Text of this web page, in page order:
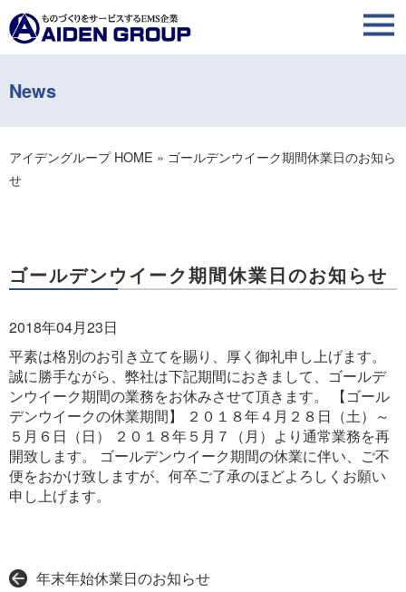
News
アイデングループ HOME » ゴールデンウイーク期間休業日のお知ら
せ
ゴールデンウイーク期間休業日のお知らせ
2018年04月23日
平素は格別のお引き立てを賜り、厚く御礼申し上げます。
誠に勝手ながら、弊社は下記期間におきまして、ゴールデ
ンウイーク期間の業務をお休みさせて頂きます。 【ゴール
デンウイークの休業期間】 ２０１８年４月２８日（土）～
５月６日（日） ２０１８年５月７（月）より通常業務を再
開致します。 ゴールデンウイーク期間の休業に伴い、ご不
便をおかけ致しますが、何卒ご了承のほどよろしくお願い
申し上げます。
年末年始休業日のお知らせ